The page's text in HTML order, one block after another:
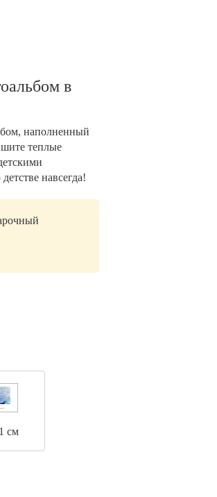
в
наполненный
теплые
навсегда!
см